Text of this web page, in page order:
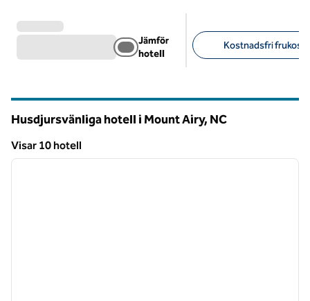
Jämför
hotell
Kostnadsfri frukost
Husdjursvänliga hotell i Mount Airy, NC
Visar 10 hotell
Visar 10 hotell
1 av 12
nästa